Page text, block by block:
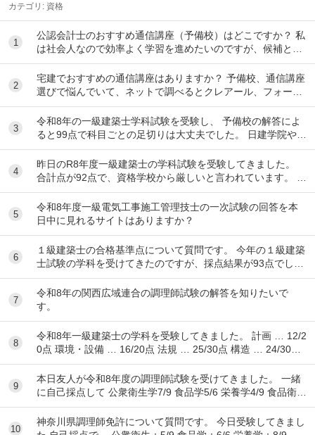
カテゴリ: 資格
1
公認会計士のおすすめ通信講座（予備校）はどこですか？ 私
は社会人なので効率よく学習を進めたいのですが、候補とし
てはクレアール、LEC、CPA会計学院、大原...
2
宅建でおすすめの通信講座はありますか？ 予備校、通信講座
選びで悩んでいて、ネットで調べるとクレアール、フォーサ
イト、スタディング、TACなど色々出てきて...
3
令和8年の一級建築士学科試験を受験し、 予備校の解答によ
ると99点で科目ごとの足切りは大丈夫でした。 日建学院やX
によると合格最低点予想が高くなると言われ...
4
昨日のR8年度一級建築士の学科試験を受験してきました。
合計点が92点で、資格学校から厳しいと言われています。 製
図の準備は始めるべきでしょうか？ ちな...
5
令和8年度一級電気工事施工管理技士の一次試験の回答を本
日中に見れるサイトはありますか？
6
１級建築士の合格基準点について質問です。 今年の１級建築
士試験の学科を受けてきたのですが、採点結果が93点でし
た。 各予備校の予想される合格基準点は N...
7
令和8年の関西広域連合の調理師試験の解答を知りたいで
す。
8
令和8年一級建築士の学科を受験してきました。 計画 … 12/2
0点 環境・設備 … 16/20点 法規 … 25/30点 構造 … 24/30点
...
9
本日友人が令和8年度の調理師試験を受けてきました。 一緒
に自己採点して 公衆衛生学7/9 食品学5/6 栄養学4/9 食品衛生
学8/15 調理理論9/17 食文
10
神奈川県調理師免許について質問です。 今日受験してきまし